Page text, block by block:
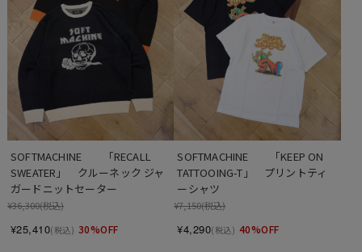
SOFTMACHINE　　「RECALL
SWEATER」　クルーネック ジャ
ガードニットセーター
¥36,300(税込)
¥25,410(税込) 30%OFF
SOFTMACHINE　　「KEEP ON
TATTOOING-T」　プリントティ
ーシャツ
¥7,150(税込)
¥4,290(税込) 40%OFF